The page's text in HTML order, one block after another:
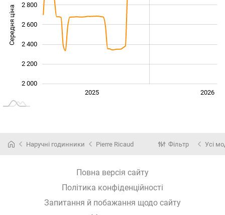
Середня ціна 2 000
2 000
2 200
2 400
2 600
2 800
2025 2026
Наручні годинники Pierre Ricaud Фільтр Усі
Повна версія сайту
Політика конфіденційності
Запитання й побажання щодо сайту